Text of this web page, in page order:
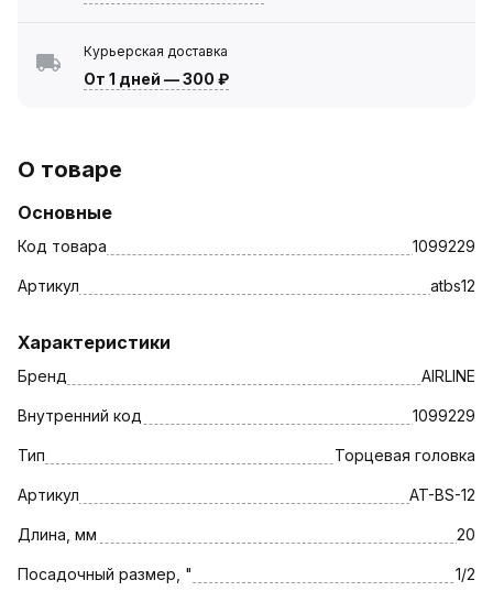
Курьерская доставка
От 1 дней —300 ₽
О товаре
Основные
Код товара 1099229
Артикул atbs12
Характеристики
Бренд AIRLINE
Внутренний код 1099229
Тип Торцевая головка
Артикул AT-BS-12
Длина, мм 20
Посадочный размер, " 1/2